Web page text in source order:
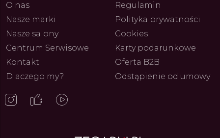
Constant: Pasja,
i Dostępny Luksus z
27.07.2026
Fenomen marki Festina. Od
kolarskich pasji do ikonicznych
kolekcji zegarków
ZEGARKI.PL 4.08.2026
O nas
Nasze marki
Nasze salony
Centrum Serwisowe
Kontakt
Dlaczego my?
Regulamin
Polityka prywatności
Cookies
Karty podarunkowe
Oferta B2B
Odstąpienie od umowy